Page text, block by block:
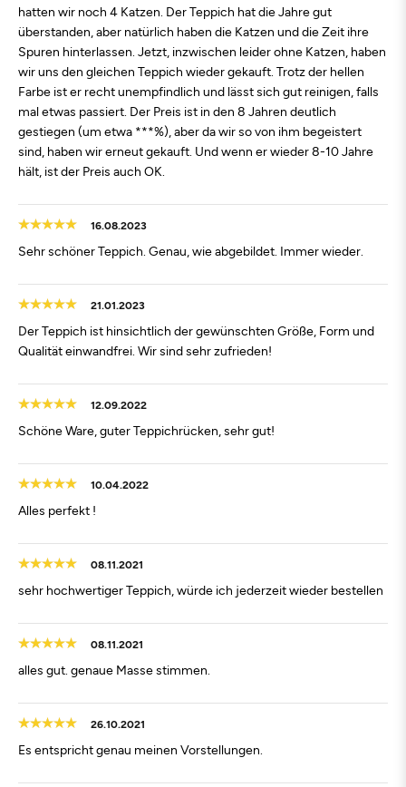
hatten wir noch 4 Katzen. Der Teppich hat die Jahre gut
überstanden, aber natürlich haben die Katzen und die Zeit ihre
Spuren hinterlassen. Jetzt, inzwischen leider ohne Katzen, haben
wir uns den gleichen Teppich wieder gekauft. Trotz der hellen
Farbe ist er recht unempfindlich und lässt sich gut reinigen, falls
mal etwas passiert. Der Preis ist in den 8 Jahren deutlich
gestiegen (um etwa ***%), aber da wir so von ihm begeistert
sind, haben wir erneut gekauft. Und wenn er wieder 8-10 Jahre
hält, ist der Preis auch OK.
16.08.2023
Sehr schöner Teppich. Genau, wie abgebildet. Immer wieder.
21.01.2023
Der Teppich ist hinsichtlich der gewünschten Größe, Form und
Qualität einwandfrei. Wir sind sehr zufrieden!
12.09.2022
Schöne Ware, guter Teppichrücken, sehr gut!
10.04.2022
Alles perfekt !
08.11.2021
sehr hochwertiger Teppich, würde ich jederzeit wieder bestellen
08.11.2021
alles gut. genaue Masse stimmen.
26.10.2021
Es entspricht genau meinen Vorstellungen.